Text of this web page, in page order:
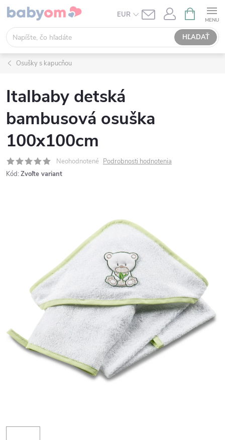
Prejsť
obsah
EUR
HĽADAŤ
KOŠÍK
Osušky s kapucňou
Italbaby detská
bambusová osuška
100x100cm
Neohodnotené Podrobnosti hodnotenia
Kód: Zvoľte variant